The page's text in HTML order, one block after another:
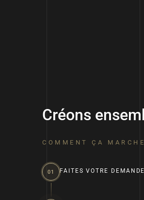
Créons
COMMENT ÇA MARCHE
01 FAITES VOTRE DEMANDE